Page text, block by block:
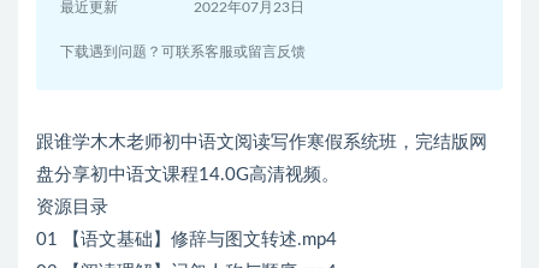
最近更新 2022年07月23日
下载遇到问题？可联系客服或留言反馈
跟谁学木木老师初中语文阅读写作寒假系统班，完结版网
盘分享初中语文课程14.0G高清视频。
资源目录
01 【语文基础】修辞与图文转述.mp4